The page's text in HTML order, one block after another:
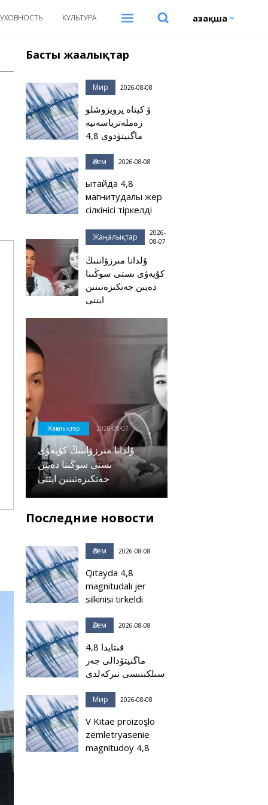
КУЛЬТУРА Қазақша
Басты жаңалықтар
Мир 2026-08-08
ۆ كيتاە پرويزوشلو
زەملەترياسەنيە
ماگنيتۋدوي 4,8
Әлем 2026-08-08
Қытайда 4,8
магнитудалы жер
сілкінісі тіркелді
Жаңалықтар
2026-
08-07
ۇلدانا مىرزۋاننىڭ
كۇيەۋى ىستى سوڭىنا
دەيىن جەتكىزەتىنىن
ايتتى
Жаңалықтар 2026-08-07
ۇلدانا مىرزۋاننىڭ كۇيەۋى
ىستى سوڭىنا دەيىن
جەتكىزەتىنىن ايتتى
Последние новости
Әлем 2026-08-08
Qıtayda 4,8
magnitudalı jer
silkinisi tirkeldi
Әлем 2026-08-08
قىتايدا 4,8
ماگنيتۋدالى جەر
سىلكىنىسى تىركەلدى
Мир 2026-08-08
V Kitae proizoşlo
zemletryasenie
magnitudoy 4,8